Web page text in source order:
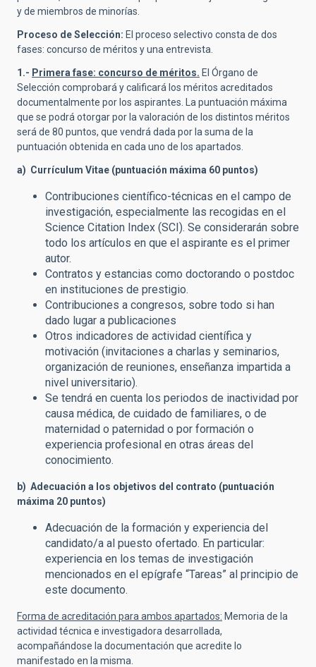
y de miembros de minorías.
Proceso de Selección: El proceso selectivo consta de dos
fases: concurso de méritos y una entrevista.
1.- Primera fase: concurso de méritos. El Órgano de
Selección comprobará y calificará los méritos acreditados
documentalmente por los aspirantes. La puntuación máxima
que se podrá otorgar por la valoración de los distintos méritos
será de 80 puntos, que vendrá dada por la suma de la
puntuación obtenida en cada uno de los apartados.
a) Currículum Vitae (puntuación máxima 60 puntos)
Contribuciones científico-técnicas en el campo de
investigación, especialmente las recogidas en el
Science Citation Index (SCI). Se considerarán sobre
todo los artículos en que el aspirante es el primer
autor.
Contratos y estancias como doctorando o postdoc
en instituciones de prestigio.
Contribuciones a congresos, sobre todo si han
dado lugar a publicaciones
Otros indicadores de actividad científica y
motivación (invitaciones a charlas y seminarios,
organización de reuniones, enseñanza impartida a
nivel universitario).
Se tendrá en cuenta los periodos de inactividad por
causa médica, de cuidado de familiares, o de
maternidad o paternidad o por formación o
experiencia profesional en otras áreas del
conocimiento.
b) Adecuación a los objetivos del contrato (puntuación
máxima 20 puntos)
Adecuación de la formación y experiencia del
candidato/a al puesto ofertado. En particular:
experiencia en los temas de investigación
mencionados en el epígrafe “Tareas” al principio de
este documento.
Forma de acreditación para ambos apartados: Memoria de la
actividad técnica e investigadora desarrollada,
acompañándose la documentación que acredite lo
manifestado en la misma.